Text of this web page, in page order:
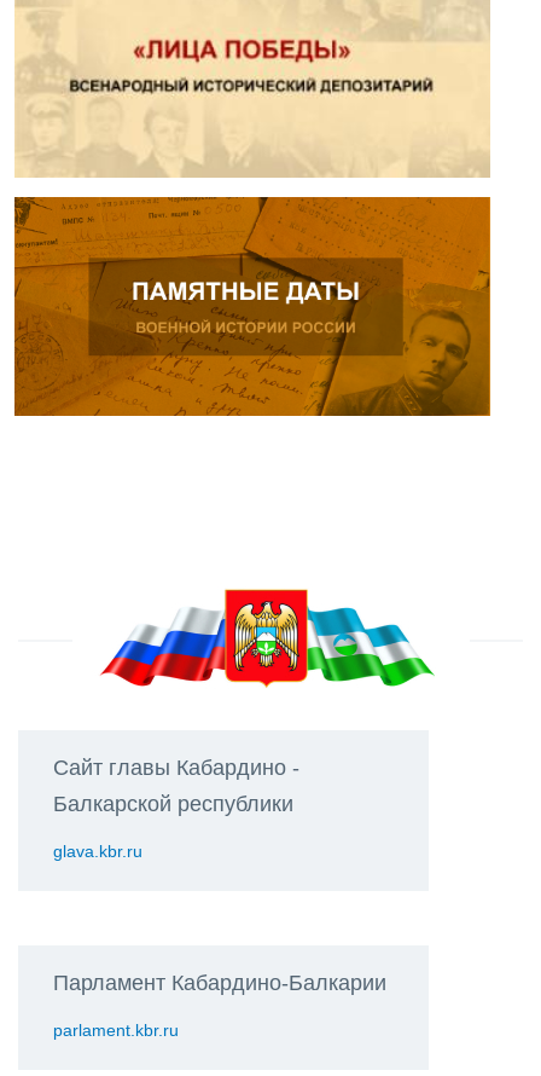
Сайт главы Кабардино -
Балкарской республики
glava.kbr.ru
Парламент Кабардино-Балкарии
parlament.kbr.ru